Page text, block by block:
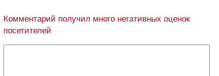
Комментарий получил много негативных оценок
посетителей